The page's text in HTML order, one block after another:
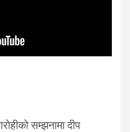
सम्झनामा दीप